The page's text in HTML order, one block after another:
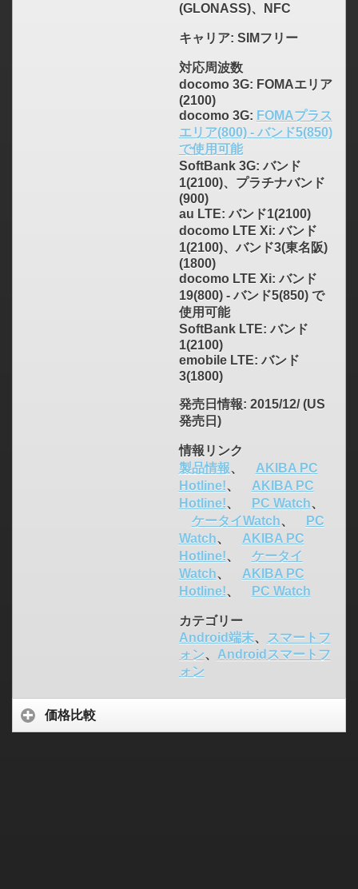
(GLONASS)、NFC
キャリア: SIMフリー
対応周波数
docomo 3G: FOMAエリア
(2100)
docomo 3G: FOMAプラス
エリア(800) - バンド5(850)
で使用可能
SoftBank 3G: バンド
1(2100)、プラチナバンド
(900)
au LTE: バンド1(2100)
docomo LTE Xi: バンド
1(2100)、バンド3(東名阪)
(1800)
docomo LTE Xi: バンド
19(800) - バンド5(850) で
使用可能
SoftBank LTE: バンド
1(2100)
emobile LTE: バンド
3(1800)
発売日情報: 2015/12/ (US
発売日)
情報リンク
製品情報、
AKIBA PC
Hotline!、
AKIBA PC
Hotline!、 PC Watch、
ケータイWatch、
PC
Watch、
AKIBA PC
Hotline!、
ケータイ
Watch、
AKIBA PC
Hotline!、 PC Watch
カテゴリー
Android端末、
スマートフ
ォン、 Androidスマートフ
ォン
価格比較